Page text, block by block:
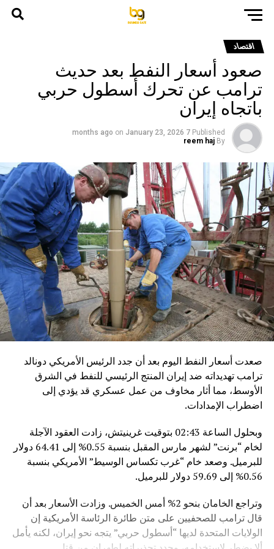
اقتصاد
صعود أسعار النفط بعد حديث
ترامب عن تحرك أسطول حربي
باتجاه إيران
Published
7 months ago
on January 23, 2026
By
reem haj
صعدت أسعار النفط اليوم بعد أن جدد الرئيس الأمريكي دونالد
ترامب تهديداته ضد إيران المنتج الرئيسي للنفط في الشرق
الأوسط، مما أثار مخاوف من عمل عسكري قد يؤدي إلى
اضطراب الإمدادات.
وبحلول الساعة 02:43 بتوقيت غرينيتش، زادت العقود الآجلة
لخام “برنت” لشهر مارس المقبل بنسبة 0.55% إلى 64.41 دولار
للبرميل. وصعد خام “غرب تكساس الوسيط” الأمريكي بنسبة
0.56% إلى 59.69 دولار للبرميل.
وتراجع الخامان بنحو 2% أمس الخميس. وزادت الأسعار بعد أن
قال ترامب للصحفيين على متن طائرة الرئاسة الأمريكية إن
الولايات المتحدة لديها “أسطول حربي” يتجه نحو إيران، لكنه يأمل